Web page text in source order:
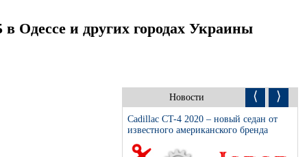
Одессе и других городах Украины
Новости ⟨ ⟩
Cadillac CT-4 2020 – новый седан от
известного американского бренда